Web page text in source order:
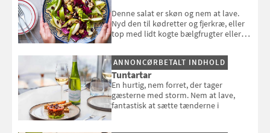
Denne salat er skøn og nem at lave.
Nyd den til kødretter og fjerkræ, eller
top med lidt kogte bælgfrugter eller
selvstændigt måltid. Opskriften er fra
Louisa Lorangs kogebog "Salat".
ANNONCØRBETALT INDHOLD
Tuntartar
En hurtig, nem forret, der tager
gæsterne med storm. Nem at lave,
fantastisk at sætte tænderne i